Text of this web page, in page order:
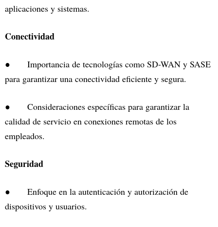
aplicaciones y sistemas.
Conectividad
● Importancia de tecnologías como SD-WAN y SASE
para garantizar una conectividad eficiente y segura.
● Consideraciones específicas para garantizar la
calidad de servicio en conexiones remotas de los
empleados.
Seguridad
● Enfoque en la autenticación y autorización de
dispositivos y usuarios.